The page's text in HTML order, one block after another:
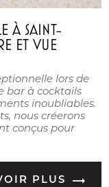
À SAINT-
ET VUE
lors de
bar à cocktails
inoubliables.
nous créerons
conçus pour
PLUS